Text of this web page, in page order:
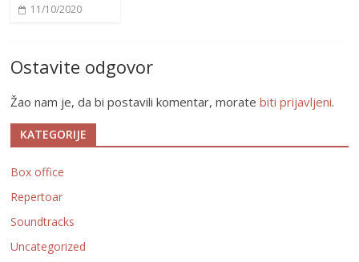
11/10/2020
Ostavite odgovor
Žao nam je, da bi postavili komentar, moratebiti prijavljeni.
KATEGORIJE
Box office
Repertoar
Soundtracks
Uncategorized